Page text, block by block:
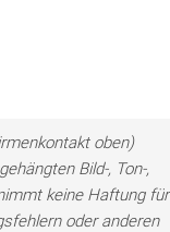
oben)
Bild-, Ton-,
keine Haftung für
oder anderen